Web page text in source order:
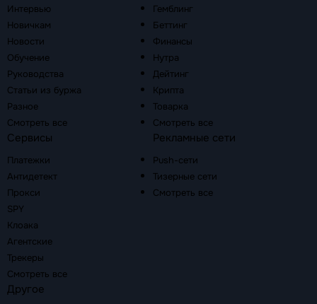
Интервью
Новичкам
Новости
Обучение
Руководства
Статьи из буржа
Разное
Смотреть все
Гемблинг
Беттинг
Финансы
Нутра
Дейтинг
Крипта
Товарка
Смотреть все
Сервисы
Платежки
Антидетект
Прокси
SPY
Клоака
Агентские
Трекеры
Смотреть все
Рекламные сети
Push-сети
Тизерные сети
Смотреть все
Другое